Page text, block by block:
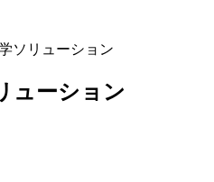
ソリューション
ューション